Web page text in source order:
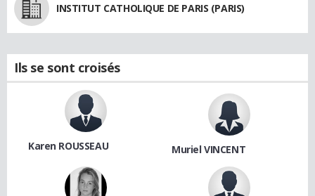
INSTITUT CATHOLIQUE DE PARIS (PARIS)
Ils se sont croisés
Karen ROUSSEAU Muriel VINCENT